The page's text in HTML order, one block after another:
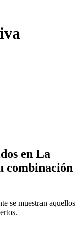
en La
combinación
se muestran aquellos